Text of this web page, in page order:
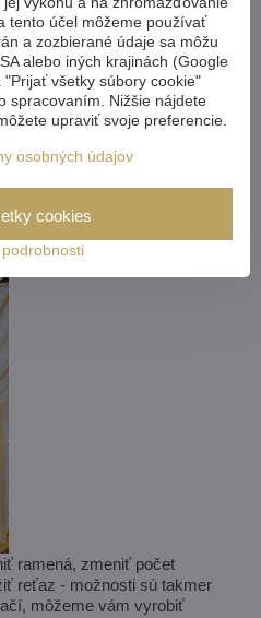
ramená, zmeniť počet
reťaz - možnosti sú takmer
môžeme vám vyrobiť
tento účel môžeme používať
a zozbierané údaje sa môžu
alebo iných krajinách (Google
všetky súbory cookie"
spracovaním. Nižšie nájdete
upraviť svoje preferencie.
osobných údajov
cookies